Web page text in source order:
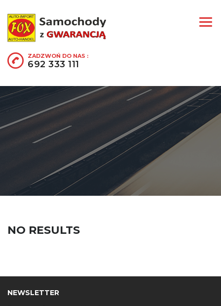
ZADZWOŃ DO NAS :
692 333 111
NO RESULTS
NEWSLETTER